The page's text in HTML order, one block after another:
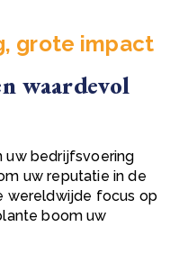
grote impact
waardevol
uw bedrijfsvoering
uw reputatie in de
wereldwijde focus op
boom uw